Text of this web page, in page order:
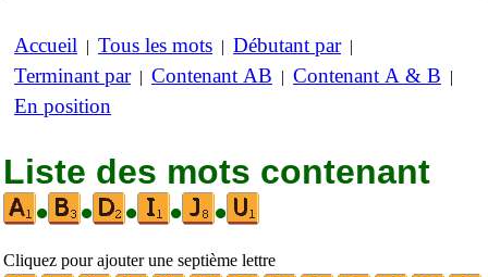
Accueil | Tous les mots | Débutant par|
Terminant par| Contenant AB | Contenant A & B |
En position
Liste des mots contenant
•
• • • •
Cliquez pour ajouter une septième lettre